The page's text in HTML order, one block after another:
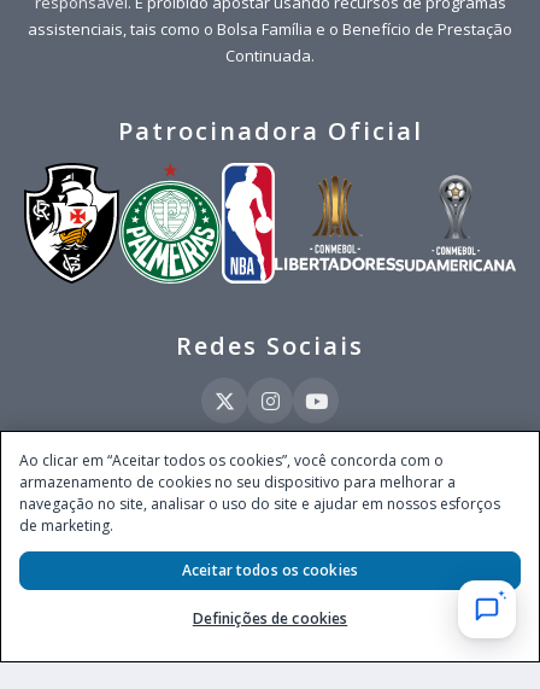
assistenciais, tais como o Bolsa Família e o Benefício de Prestação
Continuada.
Patrocinadora Oficial
Redes Sociais
Este site é operado pela Ventmear Brasil LTDA (CNPJ 52.868.380/0001-84), com
endereço na Avenida Brigadeiro Faria Lima, nº 4.055, 3º andar, Itaim Bibi, no
Município de São Paulo, Estado de São Paulo, CEP 04538-133, Brasil - empresa
autorizada a operar apostas de quota fixa em todo território nacional pela
Secretaria de Prêmios e Apostas do Ministério da Fazenda, conforme Portaria nº
247, de 07.02.2025, publicada no DOU em 11.2.2025.
Ao clicar em “Aceitar todos os cookies”, você concorda com o
armazenamento de cookies no seu dispositivo para melhorar a
navegação no site, analisar o uso do site e ajudar em nossos esforços
de marketing.
Definições de cookies
Aceitar todos os cookies